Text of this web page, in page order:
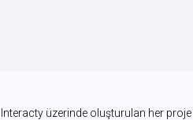
Interacty üzerinde oluşturulan her